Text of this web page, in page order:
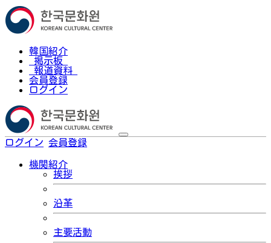
韓国紹介
掲示板
報道資料
会員登録
ログイン
ログイン 会員登録
機関紹介
挨拶
沿革
主要活動